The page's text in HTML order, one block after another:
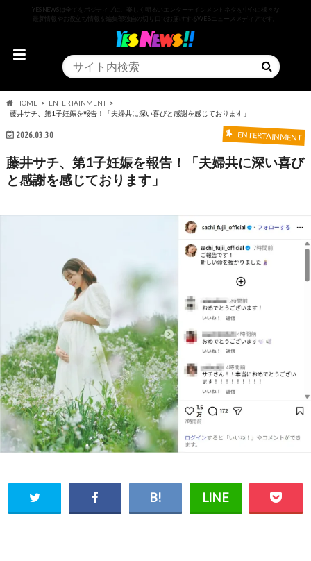
YESNEWSは全てをポジティブに、楽しく明るいエンターテインメントネタを中心に様々な
最新情報やお役立ち情報を編集部独自の切り口でお届けするWEBニュースメディアです。
HOME
ENTERTAINMENT
藤井サチ、第1子妊娠を報告！「夫婦共に深い喜びと感謝を感じております」
2026.03.30 ENTERTAINMENT
藤井サチ、第1子妊娠を報告！「夫婦共に深い喜び
と感謝を感じております」